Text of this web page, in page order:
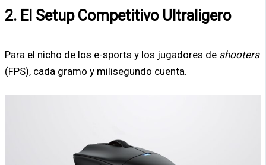
2. El Setup Competitivo Ultraligero
Para el nicho de los e-sports y los jugadores de shooters
(FPS), cada gramo y milisegundo cuenta.